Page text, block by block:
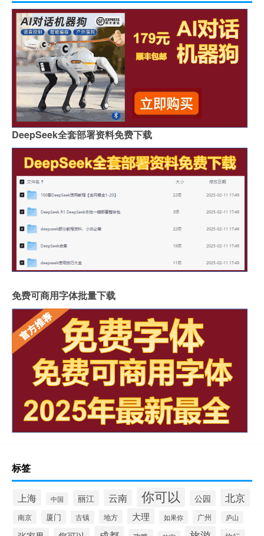
DeepSeek全套部署资料免费下载
免费可商用字体批量下载
标签
上海 中国 丽江 云南 你可以 公园 北京
南京 厦门 古镇 地方 大理 如果你 广州 庐山